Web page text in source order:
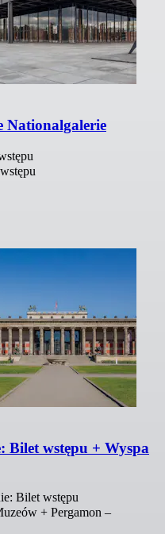
Nationalgalerie
Bilet wstępu + Wyspa
Bilet wstępu
+ Pergamon –